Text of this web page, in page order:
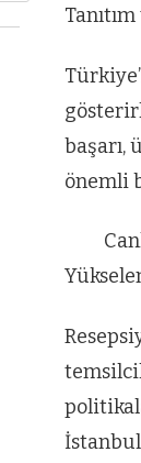
başarı,
önemli